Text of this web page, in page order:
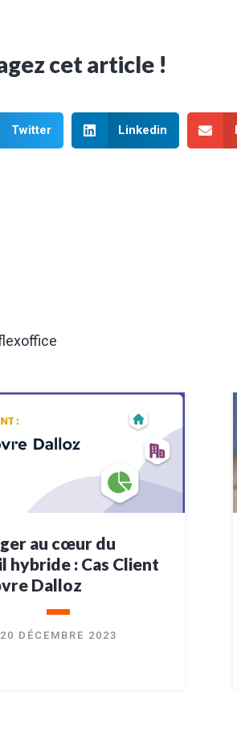
cet article !
Twitter Linkedin
au cœur du
hybride : Cas Client
Dalloz
20 DÉCEMBRE 2023